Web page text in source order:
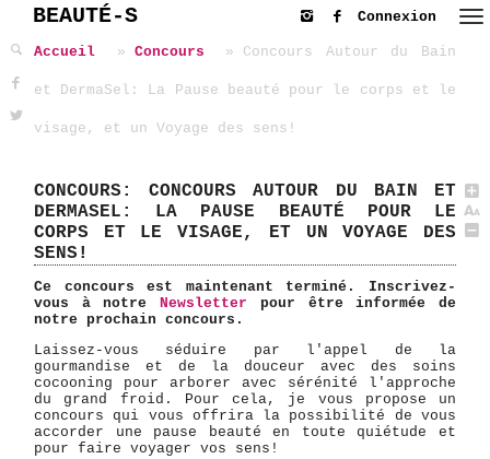
BEAUTÉ-S Connexion
Accueil Concours Concours Autour du Bain
et DermaSel: La Pause beauté pour le corps et le
visage, et un Voyage des sens!
CONCOURS: CONCOURS AUTOUR DU BAIN ET
DERMASEL: LA PAUSE BEAUTÉ POUR LE
CORPS ET LE VISAGE, ET UN VOYAGE DES
SENS!
Ce concours est maintenant terminé. Inscrivez-
vous à notreNewsletter pour être informée de
notre prochain concours.
Laissez-vous séduire par l'appel de la
gourmandise et de la douceur avec des soins
cocooning pour arborer avec sérénité l'approche
du grand froid. Pour cela, je vous propose un
concours qui vous offrira la possibilité de vous
accorder une pause beauté en toute quiétude et
pour faire voyager vos sens!